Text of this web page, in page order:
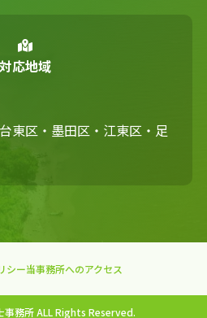
対応地域
東区・墨田区・江東区・足
シー当事務所へのアクセス
事務所 ALL Rights Reserved.